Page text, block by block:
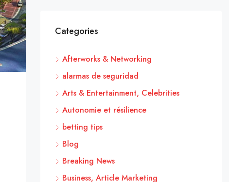
Categories
Afterworks & Networking
alarmas de seguridad
Arts & Entertainment, Celebrities
Autonomie et résilience
betting tips
Blog
Breaking News
Business, Article Marketing